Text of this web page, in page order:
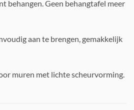
behangen. Geen behangtafel meer
aan te brengen, gemakkelijk
muren met lichte scheurvorming.